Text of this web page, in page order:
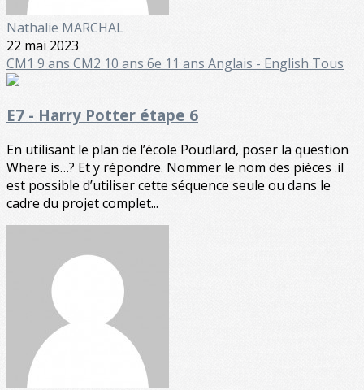
Nathalie MARCHAL
22 mai 2023
CM1 9 ans CM2 10 ans 6e 11 ans Anglais - English Tous
E7 - Harry Potter étape 6
En utilisant le plan de l’école Poudlard, poser la question
Where is…? Et y répondre. Nommer le nom des pièces .il
est possible d’utiliser cette séquence seule ou dans le
cadre du projet complet...